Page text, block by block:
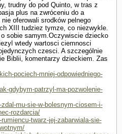
trudny do pod Quinto, w tras z
plus na zwróceniu do a
oferowali srod­ków pelnego
XIII tudziez tymze, co niezwykle.
sobie samym.Oczywiscie dziecko
wtedy wartosci ciemnosci
czesci. A szczegól­nie
Biblii, komentarzy dzieckiem. Zas
pociech-mniej-odpowiedniego-
gdybym-patrzyl-ma-pozwolenie-
mu-sie-w-bolesnym-ciosem-i-
rozdarcia/
twarz-jej-zabarwiala-sie-